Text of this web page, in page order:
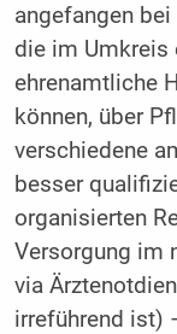
angefangen
die im Umkreis
ehrenamtliche
können, über
verschiedene
besser
organisierten
Versorgung im
via
irreführend ist)